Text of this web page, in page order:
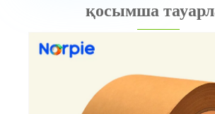
қосымша